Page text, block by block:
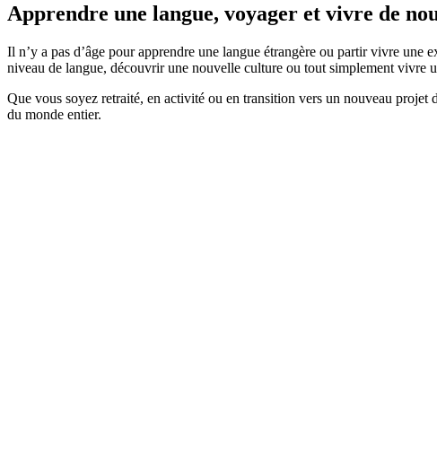
Apprendre une langue, voyager et vivre de
Il n’y a pas d’âge pour apprendre une langue étrangère ou partir vivre
niveau de langue, découvrir une nouvelle culture ou tout simplement vivre
Que vous soyez retraité, en activité ou en transition vers un nouveau
du monde entier.